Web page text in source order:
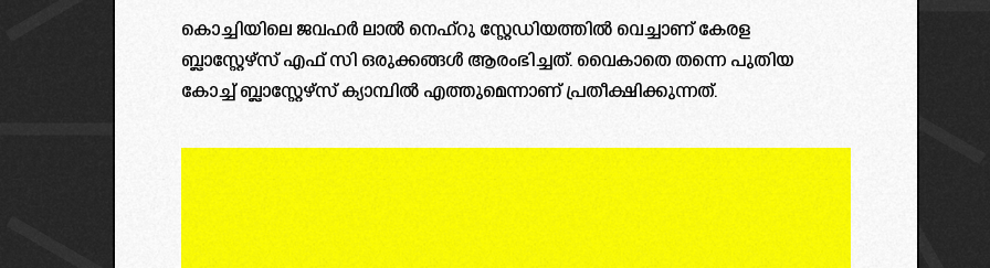
കൊച്ചിയിലെ ജവഹർ ലാൽ നെഹ്‌റു സ്റ്റേഡിയത്തിൽ വെച്ചാണ് കേരള
ബ്ലാസ്റ്റേഴ്‌സ് എഫ് സി ഒരുക്കങ്ങൾ ആരംഭിച്ചത്. വൈകാതെ തന്നെ പുതിയ
കോച്ച് ബ്ലാസ്റ്റേഴ്‌സ് ക്യാമ്പിൽ എത്തുമെന്നാണ് പ്രതീക്ഷിക്കുന്നത്.